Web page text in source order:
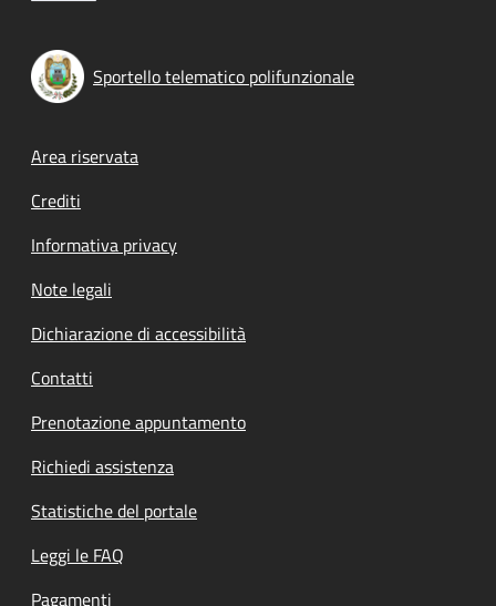
Sportello telematico polifunzionale
Footer menu
Area riservata
Crediti
Informativa privacy
Note legali
Dichiarazione di accessibilità
Contatti
Prenotazione appuntamento
Richiedi assistenza
Statistiche del portale
Leggi le FAQ
Pagamenti